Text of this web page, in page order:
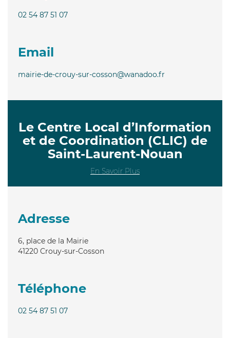
02 54 87 51 07
Email
mairie-de-crouy-sur-cosson@wanadoo.fr
Le Centre Local d’Information
et de Coordination (CLIC) de
Saint-Laurent-Nouan
En Savoir Plus
Adresse
6, place de la Mairie
41220 Crouy-sur-Cosson
Téléphone
02 54 87 51 07